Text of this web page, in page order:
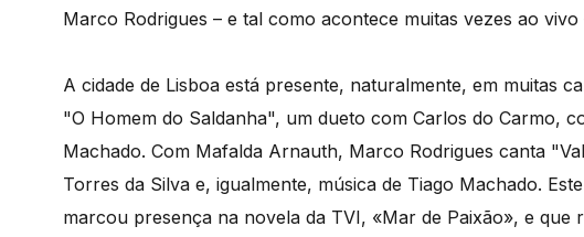
Marco Rodrigues – e tal como acontece muitas vezes ao
A cidade de Lisboa está presente, naturalmente, em muitas
"O Homem do Saldanha", um dueto com Carlos do Carmo,
Machado. Com Mafalda Arnauth, Marco Rodrigues canta
Torres da Silva e, igualmente, música de Tiago Machado.
marcou presença na novela da TVI, «Mar de Paixão», e que